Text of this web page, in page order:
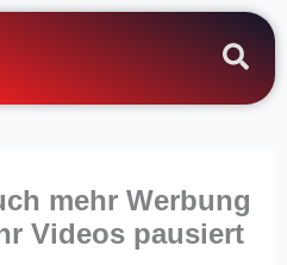
mehr Werbung
Videos pausiert